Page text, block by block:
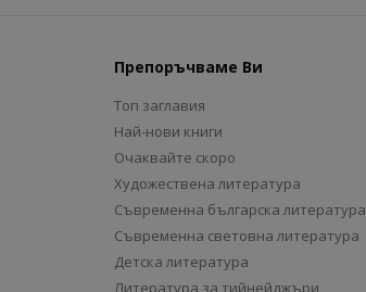
Препоръчваме Ви
Топ заглавия
Най-нови книги
Очаквайте скоро
Художествена литература
Съвременна българска литература
Съвременна световна литература
Детска литература
Литература за тийнейджъри